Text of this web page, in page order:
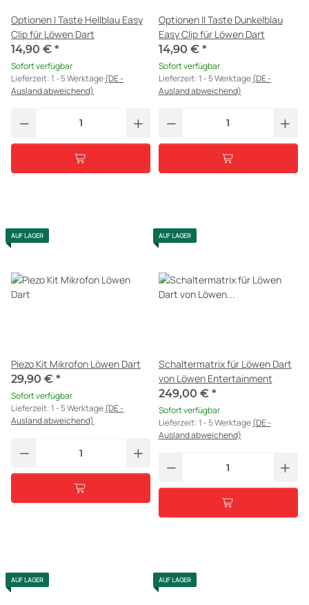
Optionen I Taste Hellblau Easy
Clip für Löwen Dart
14,90 € *
Sofort verfügbar
Lieferzeit:1 - 5 Werktage(DE -
Ausland abweichend)
Optionen II Taste Dunkelblau
Easy Clip für Löwen Dart
14,90 € *
Sofort verfügbar
Lieferzeit:1 - 5 Werktage(DE -
Ausland abweichend)
AUF LAGER
Piezo Kit Mikrofon Löwen Dart
29,90 € *
Sofort verfügbar
Lieferzeit:1 - 5 Werktage(DE -
Ausland abweichend)
AUF LAGER
Schaltermatrix für Löwen Dart
von Löwen Entertainment
249,00 € *
Sofort verfügbar
Lieferzeit:1 - 5 Werktage(DE -
Ausland abweichend)
AUF LAGER AUF LAGER